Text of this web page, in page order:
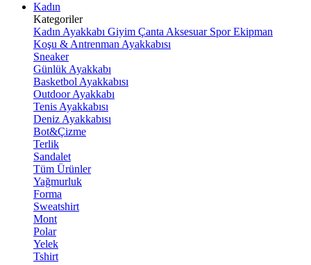
Kadın
Kategoriler
Kadın Ayakkabı Giyim Çanta Aksesuar Spor Ekipman
Koşu & Antrenman Ayakkabısı
Sneaker
Günlük Ayakkabı
Basketbol Ayakkabısı
Outdoor Ayakkabı
Tenis Ayakkabısı
Deniz Ayakkabısı
Bot&Çizme
Terlik
Sandalet
Tüm Ürünler
Yağmurluk
Forma
Sweatshirt
Mont
Polar
Yelek
Tshirt